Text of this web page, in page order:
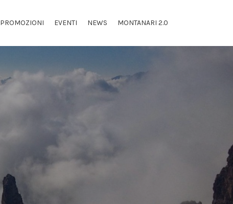
PROMOZIONI EVENTI NEWS MONTANARI 2.0